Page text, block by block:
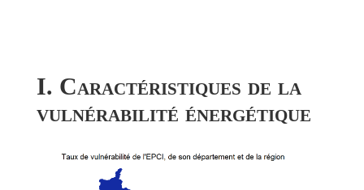
I. Caractéristiques de la
vulnérabilité énergétique